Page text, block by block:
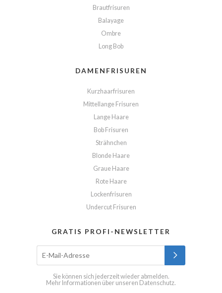
Brautfrisuren
Balayage
Ombre
Long Bob
DAMENFRISUREN
Kurzhaarfrisuren
Mittellange Frisuren
Lange Haare
Bob Frisuren
Strähnchen
Blonde Haare
Graue Haare
Rote Haare
Lockenfrisuren
Undercut Frisuren
GRATIS PROFI-NEWSLETTER
Sie können sich jederzeit wieder abmelden.
Mehr Informationen über unseren Datenschutz.